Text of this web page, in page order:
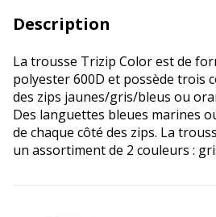
Description
La trousse Trizip Color est de
polyester 600D et possède trois
des zips jaunes/gris/bleus ou
Des languettes bleues marines
de chaque côté des zips. La
un assortiment de 2 couleurs :